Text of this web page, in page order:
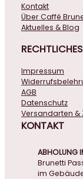
Kontakt
Über Caffé
Aktuelles & Blog
RECHTLICHES
Impressum
AGB
Datenschutz
Versandarten &
KONTAKT
ABHOLUNG
Brunetti
im